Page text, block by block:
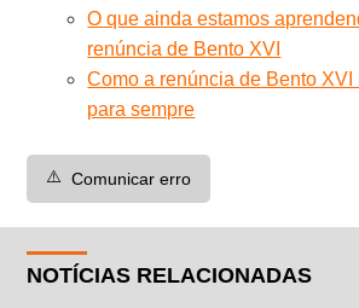
O que ainda estamos
renúncia de Bento XVI
Como a renúncia de Bento
para sempre
⚠️ Comunicar erro
NOTÍCIAS RELACIONADAS